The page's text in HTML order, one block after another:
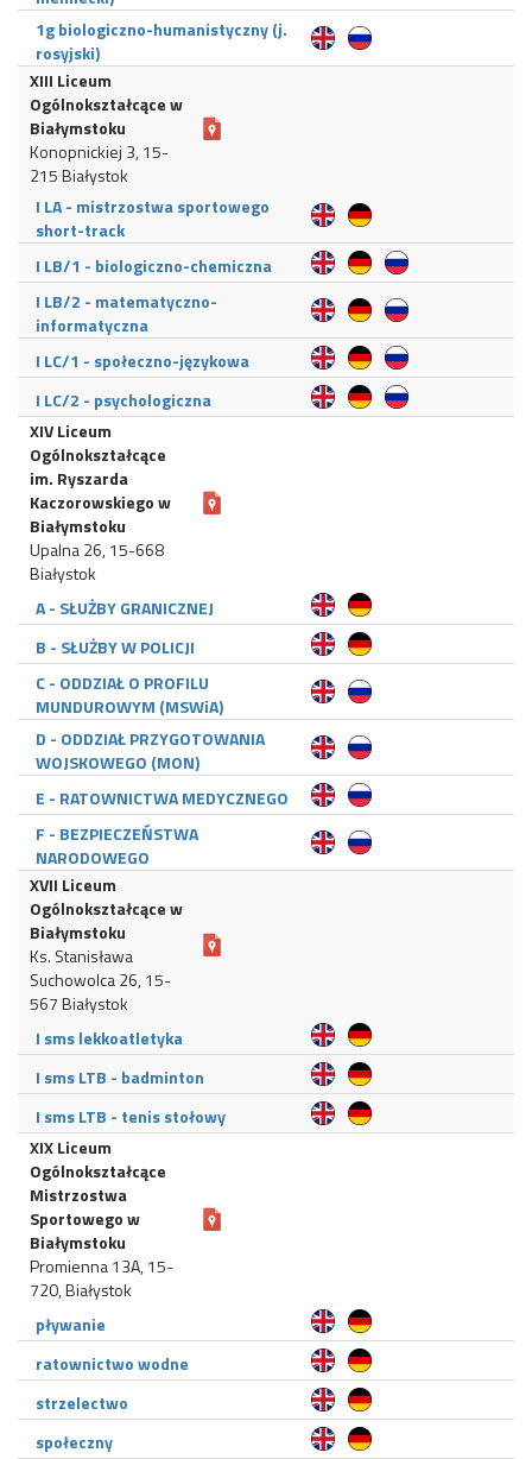
1g biologiczno-humanistyczny (j.
rosyjski)
XIII Liceum
Ogólnokształcące w
Białymstoku
Konopnickiej 3, 15-
215 Białystok
I LA - mistrzostwa sportowego
short-track
I LB/1 - biologiczno-chemiczna
I LB/2 - matematyczno-
informatyczna
I LC/1 - społeczno-językowa
I LC/2 - psychologiczna
XIV Liceum
Ogólnokształcące
im. Ryszarda
Kaczorowskiego w
Białymstoku
Upalna 26, 15-668
Białystok
A - SŁUŻBY GRANICZNEJ
B - SŁUŻBY W POLICJI
C - ODDZIAŁ O PROFILU
MUNDUROWYM (MSWiA)
D - ODDZIAŁ PRZYGOTOWANIA
WOJSKOWEGO (MON)
E - RATOWNICTWA MEDYCZNEGO
F - BEZPIECZEŃSTWA
NARODOWEGO
XVII Liceum
Ogólnokształcące w
Białymstoku
Ks. Stanisława
Suchowolca 26, 15-
567 Białystok
I sms lekkoatletyka
I sms LTB - badminton
I sms LTB - tenis stołowy
XIX Liceum
Ogólnokształcące
Mistrzostwa
Sportowego w
Białymstoku
Promienna 13A, 15-
720, Białystok
pływanie
ratownictwo wodne
strzelectwo
społeczny